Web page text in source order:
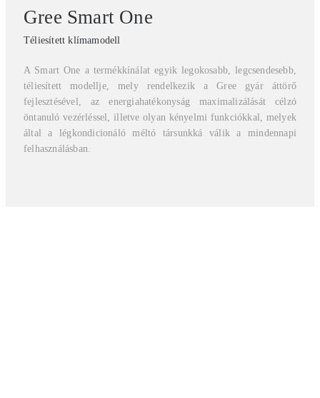
Gree Smart One
Téliesített klímamodell
A Smart One a termékkínálat egyik legokosabb, legcsendesebb,
téliesített modellje, mely rendelkezik a Gree gyár áttörő
fejlesztésével, az energiahatékonyság maximalizálását célzó
öntanuló vezérléssel, illetve olyan kényelmi funkciókkal, melyek
által a légkondicionáló méltó társunkká válik a mindennapi
felhasználásban.